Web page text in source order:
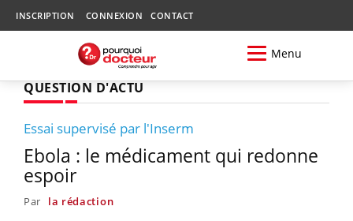
INSCRIPTION CONNEXION CONTACT
Menu
QUESTION D'ACTU
Essai supervisé par l'Inserm
Ebola : le médicament qui redonne
espoir
Par la rédaction